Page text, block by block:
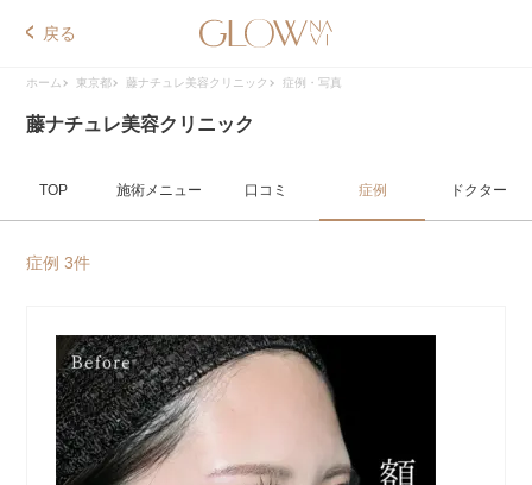
戻る
ホーム 東京都 藤ナチュレ美容クリニック 症例・写真
藤ナチュレ美容クリニック
TOP 施術メニュー 口コミ 症例 ドクター
症例 3件